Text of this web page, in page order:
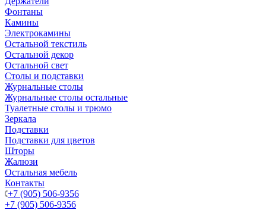
Фонтаны
Камины
Электрокамины
Остальной текстиль
Остальной декор
Остальной свет
Столы и подставки
Журнальные столы
Журнальные столы остальные
Туалетные столы и трюмо
Зеркала
Подставки
Подставки для цветов
Шторы
Жалюзи
Остальная мебель
Контакты
+7 (905) 506-9356
+7 (905) 506-9356